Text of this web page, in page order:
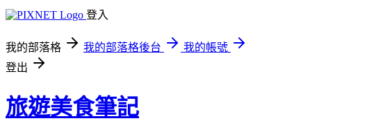
登入
我的部落格 我的部落格後台
我的帳號
登出
旅遊美食筆記